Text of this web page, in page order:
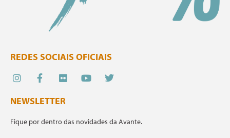
REDES SOCIAIS OFICIAIS
NEWSLETTER
Fique por dentro das novidades da Avante.